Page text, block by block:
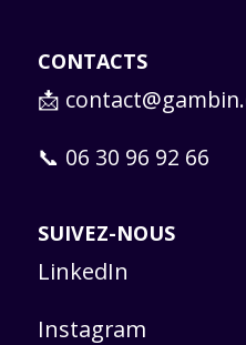
CONTACTS
📩
📞 06 30 96 92 66
SUIVEZ-NOUS
LinkedIn
Instagram